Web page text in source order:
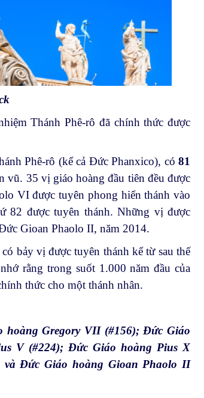
Thánh Phê-rô đã chính thức được
Phê-rô (kể cả Đức Phanxico), có 81
vũ. 35 vị giáo hoàng đầu tiên đều được
VI được tuyên phong hiển thánh vào
82 được tuyên thánh. Những vị được
Gioan Phaolo II, năm 2014.
bảy vị được tuyên thánh kể từ sau thế
rằng trong suốt 1.000 năm đầu của
thức cho một thánh nhân.
hoàng Gregory VII (#156); Đức Giáo
V (#224); Đức Giáo hoàng Pius X
Đức Giáo hoàng Gioan Phaolo II